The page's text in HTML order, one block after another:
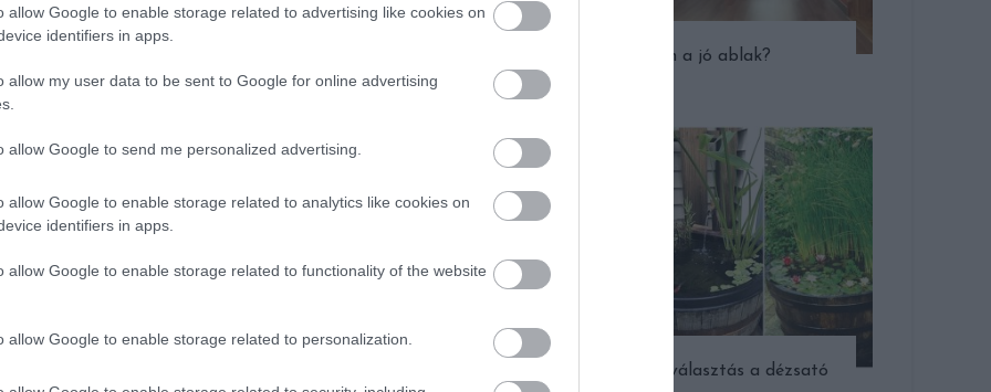
allow Google to enable storage related to advertising like cookies on
identifiers in apps.
allow my user data to be sent to Google for online advertising
allow Google to send me personalized advertising.
allow Google to enable storage related to analytics like cookies on
identifiers in apps.
allow Google to enable storage related to functionality of the website
allow Google to enable storage related to personalization.
Milyen a jó ablak?
Kis helyre jó választás a dézsató